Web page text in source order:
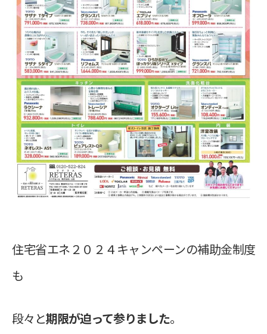
住宅省エネ２０２４キャンペーンの補助金制度
も
段々と期限が迫って参りました。